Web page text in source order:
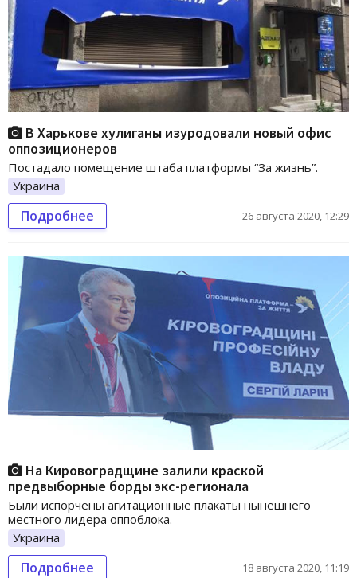
В Харькове хулиганы изуродовали новый офис
оппозиционеров
Постадало помещение штаба платформы “За жизнь”.
Украина
Подробнее 26 августа 2020, 12:29
На Кировоградщине залили краской
предвыборные борды экс-регионала
Были испорчены агитационные плакаты нынешнего
местного лидера оппоблока.
Украина
Подробнее 18 августа 2020, 11:19